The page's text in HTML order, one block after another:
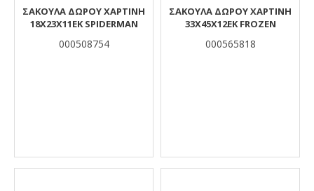
ΣΑΚΟΥΛΑ ΔΩΡΟΥ ΧΑΡΤΙΝΗ
18Χ23Χ11ΕΚ SPIDERMAN
000508754
ΣΑΚΟΥΛΑ ΔΩΡΟΥ ΧΑΡΤΙΝΗ
33Χ45Χ12ΕΚ FROZEN
000565818